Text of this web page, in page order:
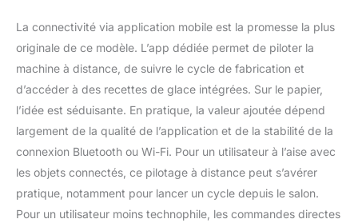
La connectivité via application mobile est la promesse la plus
originale de ce modèle. L’app dédiée permet de piloter la
machine à distance, de suivre le cycle de fabrication et
d’accéder à des recettes de glace intégrées. Sur le papier,
l’idée est séduisante. En pratique, la valeur ajoutée dépend
largement de la qualité de l’application et de la stabilité de la
connexion Bluetooth ou Wi-Fi. Pour un utilisateur à l’aise avec
les objets connectés, ce pilotage à distance peut s’avérer
pratique, notamment pour lancer un cycle depuis le salon.
Pour un utilisateur moins technophile, les commandes directes